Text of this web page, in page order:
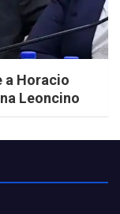
a Horacio
Leoncino